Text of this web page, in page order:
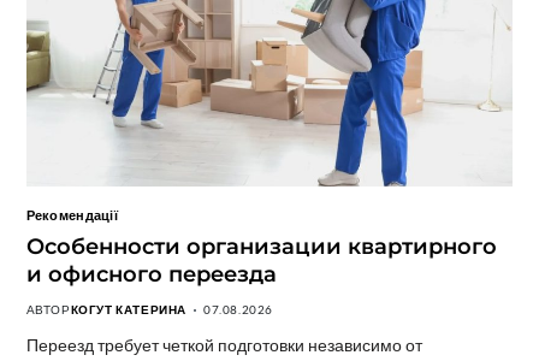
Рекомендації
Особенности организации квартирного
и офисного переезда
АВТОРКОГУТ КАТЕРИНА 07.08.2026
Переезд требует четкой подготовки независимо от